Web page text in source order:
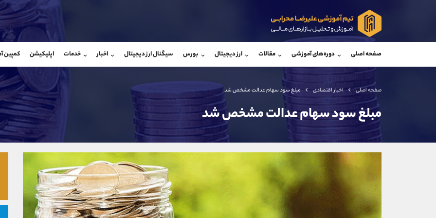
صفحه اصلی دوره‌های آموزشی مقالات ارز دیجیتال بورس سیگنال ارز دیجیتال اخبار خدمات اپلیکیشن کمپین
صفحه اصلی اخبار اقتصادی مبلغ سود سهام عدالت مشخص شد
مبلغ سود سهام عدالت مشخص شد
واتساپ شروع گفتگو
تلگرام @Armteam_admin_104
@Armteam_admin_por
شروع
اطلاعات تماس (دفتر فروش)
تلفن
تلفن
بدون پیش شماره
کانال تلگرام
کانال بله